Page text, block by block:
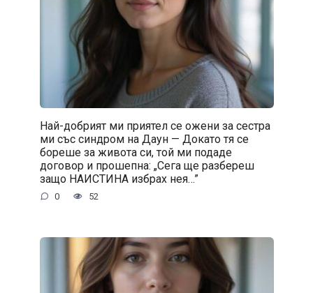
Най-добрият ми приятел се ожени за сестра
ми със синдром на Даун — Докато тя се
бореше за живота си, той ми подаде
договор и прошепна: „Сега ще разбереш
защо НАИСТИНА избрах нея…”
0 52